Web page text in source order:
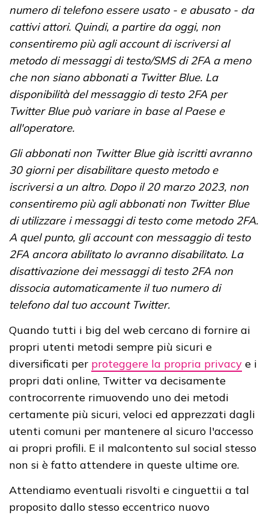
numero di telefono essere usato - e abusato - da
cattivi attori. Quindi, a partire da oggi, non
consentiremo più agli account di iscriversi al
metodo di messaggi di testo/SMS di 2FA a meno
che non siano abbonati a Twitter Blue. La
disponibilità del messaggio di testo 2FA per
Twitter Blue può variare in base al Paese e
all'operatore.
Gli abbonati non Twitter Blue già iscritti avranno
30 giorni per disabilitare questo metodo e
iscriversi a un altro. Dopo il 20 marzo 2023, non
consentiremo più agli abbonati non Twitter Blue
di utilizzare i messaggi di testo come metodo 2FA.
A quel punto, gli account con messaggio di testo
2FA ancora abilitato lo avranno disabilitato. La
disattivazione dei messaggi di testo 2FA non
dissocia automaticamente il tuo numero di
telefono dal tuo account Twitter.
Quando tutti i big del web cercano di fornire ai
propri utenti metodi sempre più sicuri e
diversificati per proteggere la propria privacy e i
propri dati online, Twitter va decisamente
controcorrente rimuovendo uno dei metodi
certamente più sicuri, veloci ed apprezzati dagli
utenti comuni per mantenere al sicuro l'accesso
ai propri profili. E il malcontento sul social stesso
non si è fatto attendere in queste ultime ore.
Attendiamo eventuali risvolti e cinguettii a tal
proposito dallo stesso eccentrico nuovo